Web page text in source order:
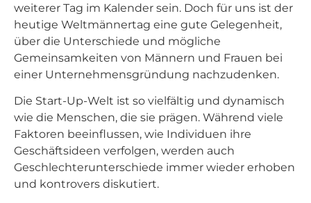
weiterer Tag im Kalender sein. Doch für uns ist der
heutige Weltmännertag eine gute Gelegenheit,
über die Unterschiede und mögliche
Gemeinsamkeiten von Männern und Frauen bei
einer Unternehmensgründung nachzudenken.
Die Start-Up-Welt ist so vielfältig und dynamisch
wie die Menschen, die sie prägen. Während viele
Faktoren beeinflussen, wie Individuen ihre
Geschäftsideen verfolgen, werden auch
Geschlechterunterschiede immer wieder erhoben
und kontrovers diskutiert.